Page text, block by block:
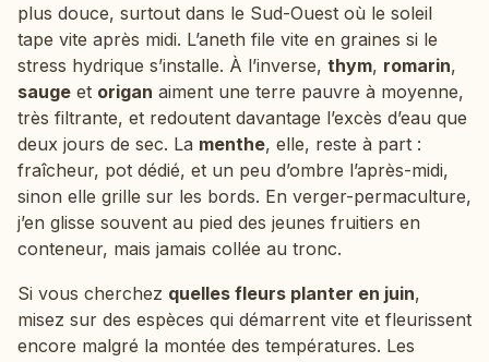
plus douce, surtout dans le Sud-Ouest où le soleil
tape vite après midi. L’aneth file vite en graines si le
stress hydrique s’installe. À l’inverse, thym, romarin,
sauge et origan aiment une terre pauvre à moyenne,
très filtrante, et redoutent davantage l’excès d’eau que
deux jours de sec. La menthe, elle, reste à part :
fraîcheur, pot dédié, et un peu d’ombre l’après-midi,
sinon elle grille sur les bords. En verger-permaculture,
j’en glisse souvent au pied des jeunes fruitiers en
conteneur, mais jamais collée au tronc.
Si vous cherchez quelles fleurs planter en juin,
misez sur des espèces qui démarrent vite et fleurissent
encore malgré la montée des températures. Les